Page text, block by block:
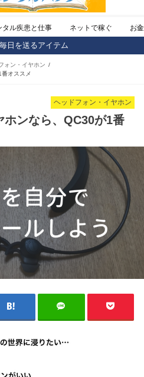
タル疾患と仕事 ネットで稼ぐ お
日を送るアイテム
ォン・イヤホン
オススメ
ヘッドフォン・イヤホン
ンなら、QC30が1番